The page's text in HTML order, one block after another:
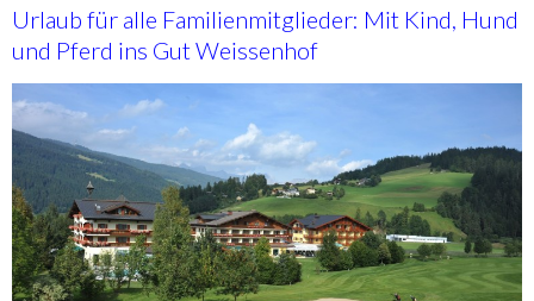
Urlaub für alle Familienmitglieder: Mit Kind, Hund
und Pferd ins Gut Weissenhof